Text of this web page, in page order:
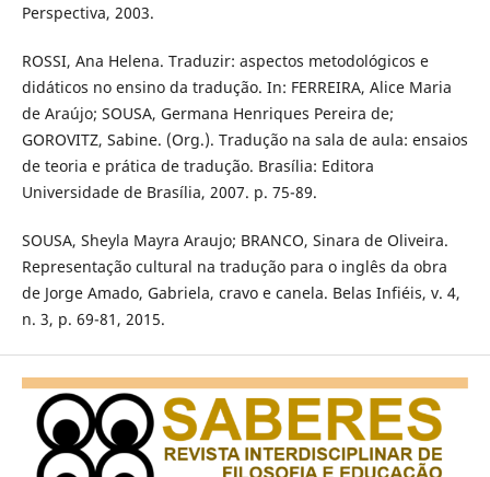
Perspectiva, 2003.
ROSSI, Ana Helena. Traduzir: aspectos metodológicos e
didáticos no ensino da tradução. In: FERREIRA, Alice Maria
de Araújo; SOUSA, Germana Henriques Pereira de;
GOROVITZ, Sabine. (Org.). Tradução na sala de aula: ensaios
de teoria e prática de tradução. Brasília: Editora
Universidade de Brasília, 2007. p. 75-89.
SOUSA, Sheyla Mayra Araujo; BRANCO, Sinara de Oliveira.
Representação cultural na tradução para o inglês da obra
de Jorge Amado, Gabriela, cravo e canela. Belas Infiéis, v. 4,
n. 3, p. 69-81, 2015.